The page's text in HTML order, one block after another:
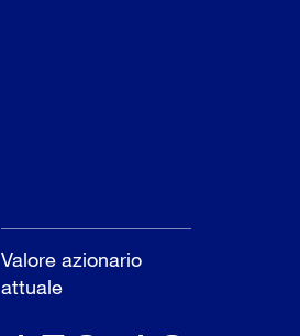
Valore azionario
attuale